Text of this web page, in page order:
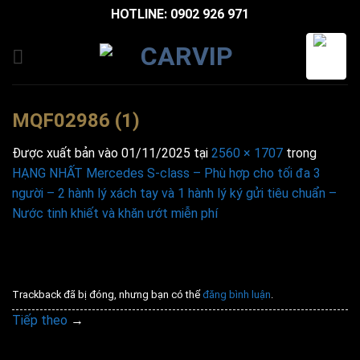
nội
HOTLINE: 0902 926 971
MQF02986 (1)
Được xuất bản vào 01/11/2025 tại 2560 × 1707 trong
HẠNG NHẤT Mercedes S-class – Phù hợp cho tối đa 3
người – 2 hành lý xách tay và 1 hành lý ký gửi tiêu chuẩn –
Nước tinh khiết và khăn ướt miễn phí
Trackback đã bị đóng, nhưng bạn có thể đăng bình luận.
Tiếp theo →